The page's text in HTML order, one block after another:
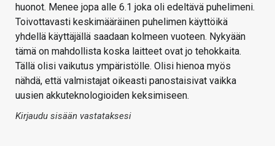
huonot. Menee jopa alle 6.1 joka oli edeltävä puhelimeni.
Toivottavasti keskimääräinen puhelimen käyttöikä
yhdellä käyttäjällä saadaan kolmeen vuoteen. Nykyään
tämä on mahdollista koska laitteet ovat jo tehokkaita.
Tällä olisi vaikutus ympäristölle. Olisi hienoa myös
nähdä, että valmistajat oikeasti panostaisivat vaikka
uusien akkuteknologioiden keksimiseen.
Kirjaudu sisään vastataksesi